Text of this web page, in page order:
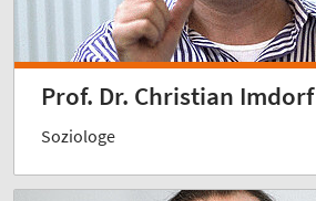
Prof. Dr. Christian Imdorf
Soziologe